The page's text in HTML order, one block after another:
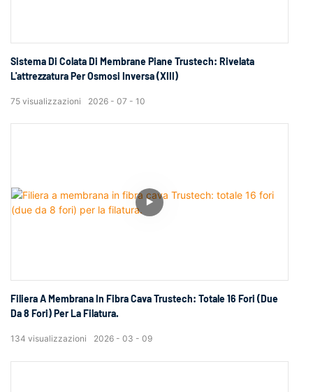
Sistema Di Colata Di Membrane Piane Trustech: Rivelata
L'attrezzatura Per Osmosi Inversa (XIII)
2026 07 10
75 visualizzazioni
Filiera A Membrana In Fibra Cava Trustech: Totale 16 Fori (due
Da 8 Fori) Per La Filatura.
2026 03 09
134 visualizzazioni